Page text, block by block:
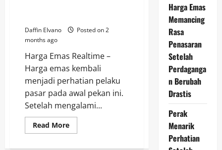
Daffin Elvano
Posted on 2
months ago
Harga Emas Realtime –
Harga emas kembali
menjadi perhatian pelaku
pasar pada awal pekan ini.
Setelah mengalami...
Read MoreRead
more
Harga Emas
Memancing
Rasa
Penasaran
Setelah
Perdaganga
n Berubah
Drastis
Perak
Menarik
Perhatian